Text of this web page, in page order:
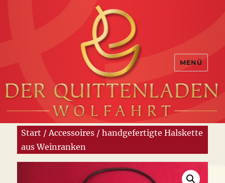
MENÜ
Start / Accessoires / handgefertigte Halskette
aus Weinranken